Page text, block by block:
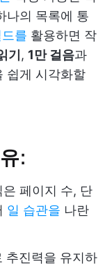
나의 목록에 통
를 활용하면 작
기 , 1만 걸음과
쉽게 시각화할
:
페이지 수, 단
일 습관을 나란
추진력을 유지하